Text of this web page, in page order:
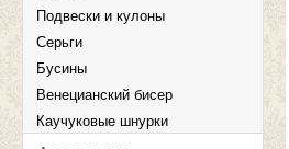
Подвески и кулоны
Серьги
Бусины
Венецианский бисер
Каучуковые шнурки